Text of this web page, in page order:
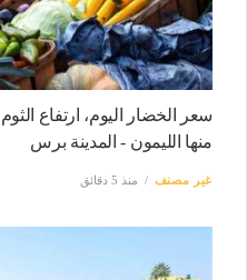
منها الليمون - المدينة برس
غير مصنف منذ 5 دقائق